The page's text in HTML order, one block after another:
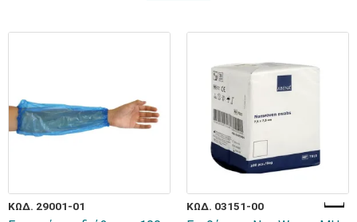
ΚΩΔ. 29001-01 ΚΩΔ. 03151-00